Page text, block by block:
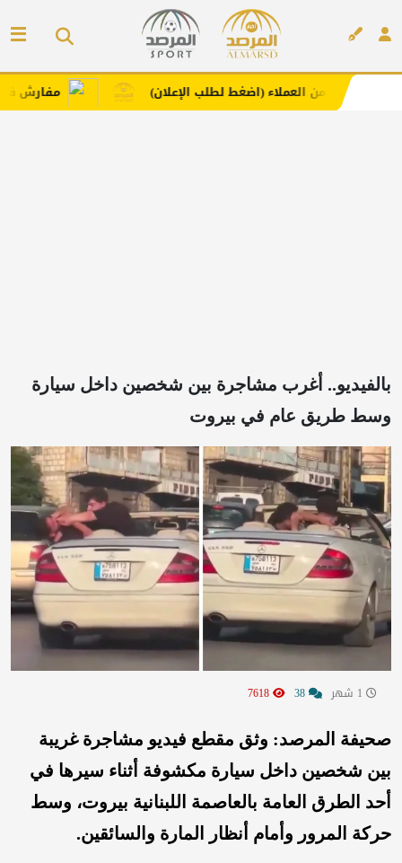
مفارش فندورا بخامات (اضغط لطلب الإعلان)
بالفيديو.. أغرب مشاجرة بين شخصين داخل سيارة
وسط طريق عام في بيروت
صحيفة المرصد: وثق مقطع فيديو مشاجرة غريبة
بين شخصين داخل سيارة مكشوفة أثناء سيرها في
أحد الطرق العامة بالعاصمة اللبنانية بيروت، وسط
حركة المرور وأمام أنظار المارة والسائقين.